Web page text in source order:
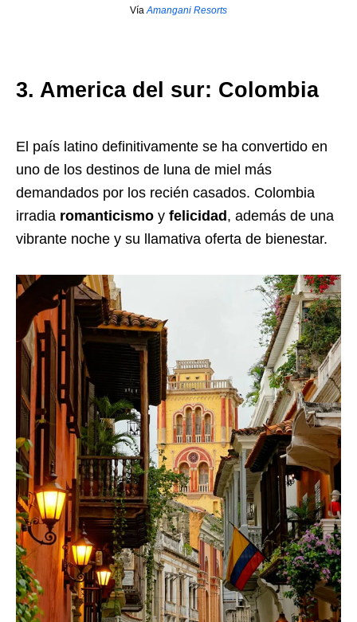
Vía Amangani Resorts
3. America del sur: Colombia
El país latino definitivamente se ha convertido en
uno de los destinos de luna de miel más
demandados por los recién casados. Colombia
irradia romanticismo y felicidad, además de una
vibrante noche y su llamativa oferta de bienestar.